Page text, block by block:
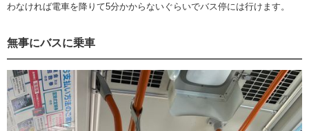
わなければ電車を降りて5分かからないぐらいでバス停には行けます。
無事にバスに乗車